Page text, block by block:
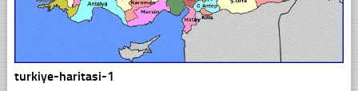
turkiye-haritasi-1